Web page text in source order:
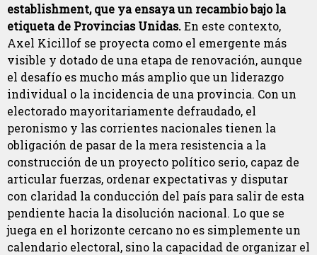
establishment, que ya ensaya un recambio bajo la
etiqueta de Provincias Unidas.En este contexto,
Axel Kicillof se proyecta como el emergente más
visible y dotado de una etapa de renovación, aunque
el desafío es mucho más amplio que un liderazgo
individual o la incidencia de una provincia. Con un
electorado mayoritariamente defraudado, el
peronismo y las corrientes nacionales tienen la
obligación de pasar de la mera resistencia a la
construcción de un proyecto político serio, capaz de
articular fuerzas, ordenar expectativas y disputar
con claridad la conducción del país para salir de esta
pendiente hacia la disolución nacional. Lo que se
juega en el horizonte cercano no es simplemente un
calendario electoral, sino la capacidad de organizar el